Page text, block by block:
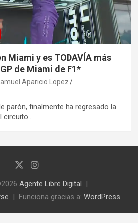
Miami y es TODAVÍA más
GP de Miami de F1*
Aparicio Lopez
parón, finalmente ha regresado la
circuito…
Agente Libre Digital
Funciona gracias a: WordPress